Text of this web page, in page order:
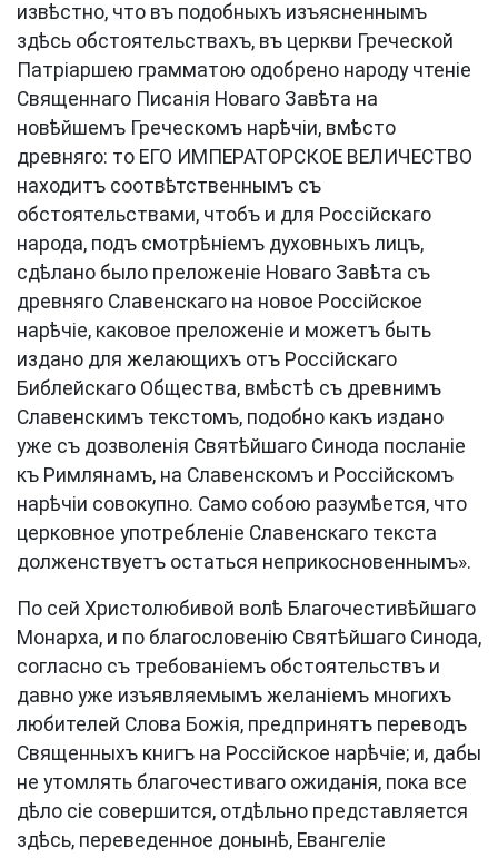
извѣстно, что въ подобныхъ изъясненнымъ
здѣсь обстоятельствахъ, въ церкви Греческой
Патріаршею грамматою одобрено народу чтеніе
Священнаго Писанія Новаго Завѣта на
новѣйшемъ Греческомъ нарѣчіи, вмѣсто
древняго: то ЕГО ИМПЕРАТОРСКОЕ ВЕЛИЧЕСТВО
находитъ соотвѣтственнымъ съ
обстоятельствами, чтобъ и для Россійскаго
народа, подъ смотрѣніемъ духовныхъ лицъ,
сдѣлано было преложеніе Новаго Завѣта съ
древняго Славенскаго на новое Россійское
нарѣчіе, каковое преложеніе и можетъ быть
издано для желающихъ отъ Россійскаго
Библейскаго Общества, вмѣстѣ съ древнимъ
Славенскимъ текстомъ, подобно какъ издано
уже съ дозволенія Святѣйшаго Синода посланіе
къ Римлянамъ, на Славенскомъ и Россійскомъ
нарѣчіи совокупно. Само собою разумѣется, что
церковное употребленіе Славенскаго текста
долженствуетъ остаться неприкосновеннымъ».
По сей Христолюбивой волѣ Благочестивѣйшаго
Монарха, и по благословенію Святѣйшаго Синода,
согласно съ требованіемъ обстоятельствъ и
давно уже изъявляемымъ желаніемъ многихъ
любителей Слова Божія, предпринятъ переводъ
Священныхъ книгъ на Россійское нарѣчіе; и, дабы
не утомлять благочестиваго ожиданія, пока все
дѣло сіе совершится, отдѣльно представляется
здѣсь, переведенное донынѣ, Евангеліе